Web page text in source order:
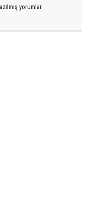
yorumlar